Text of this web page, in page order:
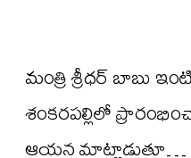
మంత్రి శ్రీధర్ బాబు
శంకరపల్లిలో
ఆయన మాట్లాడుతూ…